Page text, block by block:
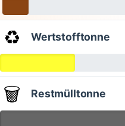
♻️ Wertstofftonne
🗑️ Restmülltonne